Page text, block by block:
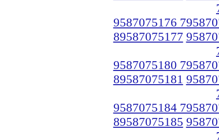
9587075176
89587075177
9587075180
89587075181
9587075184
89587075185